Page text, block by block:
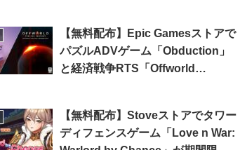
【無料配布】Epic Gamesストアで
パズルADVゲーム「Obduction」
と経済戦争RTS「Offworld
【無料配布】Stoveストアでタワー
ディフェンスゲーム「Love n War: